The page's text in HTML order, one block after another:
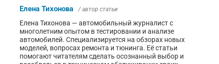
Елена Тихонова / автор статьи
Елена Тихонова — автомобильный журналист с
многолетним опытом в тестировании и анализе
автомобилей. Специализируется на обзорах новых
моделей, вопросах ремонта и тюнинга. Её статьи
помогают читателям сделать осознанный выбор и